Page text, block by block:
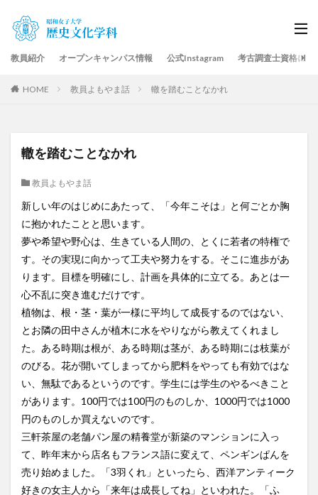
教員紹介 オープンキャンパス情報 公式Instagram 考古調査士資格につ
HOME 教員よもやま話 轍を踏むことなかれ
轍を踏むことなかれ
教員よもやま話
新しい年のはじめにあたって、「今年こそは」と何ごとか胸
に抱かれたことと思います。
夢や希望や野心は、生きている人間の、とくに若者の特権で
す。その実現に向かって工夫や努力をする。そこに進歩があ
ります。目標を明確にし、計画を具体的に立てる。あとは一
心不乱に突き進むだけです。
植物は、根・茎・葉が一様に平均して成長するのではない、
とお隣の田中さんが植木に水をやりながら教えてくれまし
た。ある時期は根が、ある時期は茎が、ある時期には枝葉が
のびる。花が開いてしまってから肥料をやっても有効ではな
い、無駄であるというのです。学生には学生のやるべきこと
があります。100円では100円のものしか、1000円では1000
円のものしか買えないのです。
三軒茶屋の老舗パン屋の精養堂が新築のマンションに入っ
て、昨年末から店名もフランス語に変えて、ペンギンぱんを
売り始めました。「3羽くれ」といったら、西洋アンティーク
好きの女主人から「来年は成長してね」といわれた。「ふ